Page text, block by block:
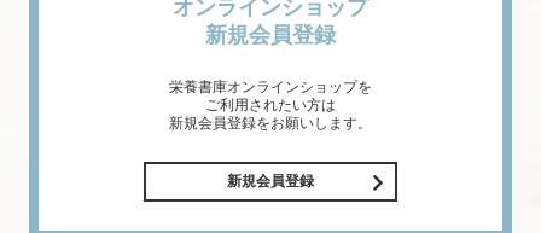
オンラインショップ
新規会員登録
栄養書庫オンラインショップを
ご利用されたい方は
新規会員登録をお願いします。
新規会員登録